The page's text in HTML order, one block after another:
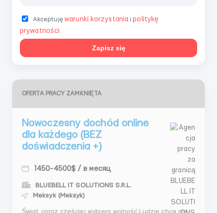
Akceptujęwarunki korzystania i politykę
prywatności
Zapisz się
OFERTA PRACY ZAMKNIĘTA
Nowoczesny dochód online
dla każdego (BEZ
doświadczenia +)
1450-4500$ / в месяц
BLUEBELL IT SOLUTIONS S.R.L.
Meksyk (Meksyk)